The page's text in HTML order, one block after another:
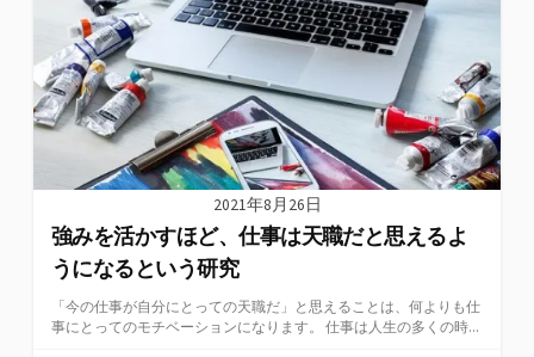
2021年8月26日
強みを活かすほど、仕事は天職だと思えるよ
うになるという研究
「今の仕事が自分にとっての天職だ」と思えることは、何よりも仕
事にとってのモチベーションになります。 仕事は人生の多くの時...